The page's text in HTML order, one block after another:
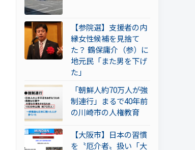
【参院選】支援者の内
縁女性候補を見捨て
た？ 鶴保庸介（参）に
地元民「また男を下げ
た」
「朝鮮人約70万人が強
制連行」まるで40年前
の川崎市の人権教育
【大阪市】日本の習慣
を〝厄介者〟扱い「大